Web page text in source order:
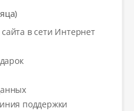
в сети Интернет
поддержки